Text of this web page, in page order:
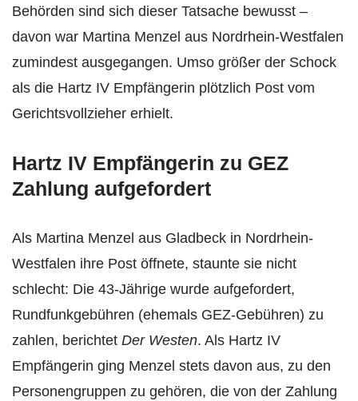
Behörden sind sich dieser Tatsache bewusst –
davon war Martina Menzel aus Nordrhein-Westfalen
zumindest ausgegangen. Umso größer der Schock
als die Hartz IV Empfängerin plötzlich Post vom
Gerichtsvollzieher erhielt.
Hartz IV Empfängerin zu GEZ
Zahlung aufgefordert
Als Martina Menzel aus Gladbeck in Nordrhein-
Westfalen ihre Post öffnete, staunte sie nicht
schlecht: Die 43-Jährige wurde aufgefordert,
Rundfunkgebühren (ehemals GEZ-Gebühren) zu
zahlen, berichtet Der Westen. Als Hartz IV
Empfängerin ging Menzel stets davon aus, zu den
Personengruppen zu gehören, die von der Zahlung